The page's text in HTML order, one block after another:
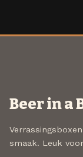
Beer in a
smaak. Leuk